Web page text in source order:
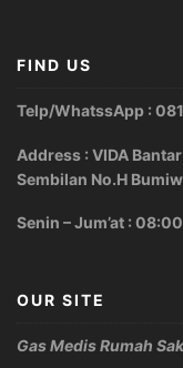
FIND US
Telp/WhatssApp :
Address : VIDA
Sembilan No.H
Senin – Jum’at :
OUR SITE
Gas Medis Rumah